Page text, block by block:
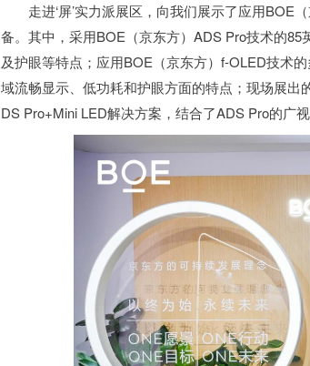
走进‘屏’实力派展区，向我们展示了应用BOE
备。其中，采用BOE（京东方）ADS Pro技术的
及护眼等特点；应用BOE（京东方）f-OLED技术
域流畅显示、低功耗和护眼方面的特点；现场展
DS Pro+Mini LED解决方案，结合了ADS Pro的广